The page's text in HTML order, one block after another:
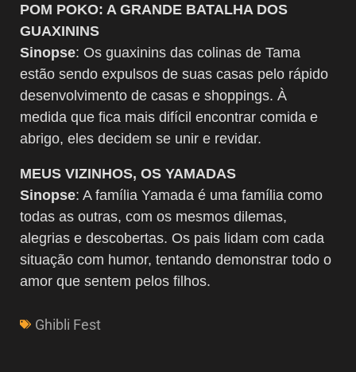
POM POKO: A GRANDE BATALHA DOS
GUAXININS
Sinopse: Os guaxinins das colinas de Tama
estão sendo expulsos de suas casas pelo rápido
desenvolvimento de casas e shoppings. À
medida que fica mais difícil encontrar comida e
abrigo, eles decidem se unir e revidar.
MEUS VIZINHOS, OS YAMADAS
Sinopse: A família Yamada é uma família como
todas as outras, com os mesmos dilemas,
alegrias e descobertas. Os pais lidam com cada
situação com humor, tentando demonstrar todo o
amor que sentem pelos filhos.
Ghibli Fest